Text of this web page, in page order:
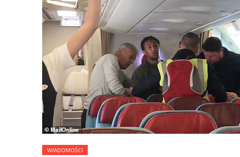
WIADOMOŚCI